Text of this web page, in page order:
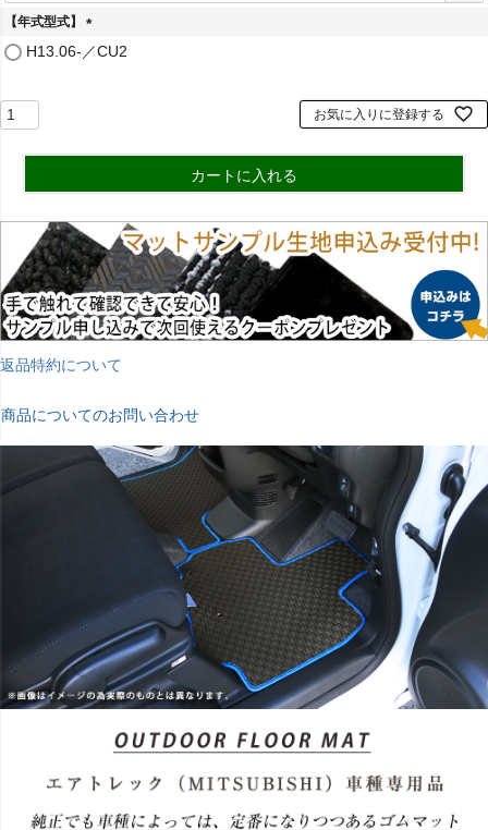
【年式型式】
H13.06-／CU2
お気に入りに登録する
カートに入れる
返品特約について
商品についてのお問い合わせ